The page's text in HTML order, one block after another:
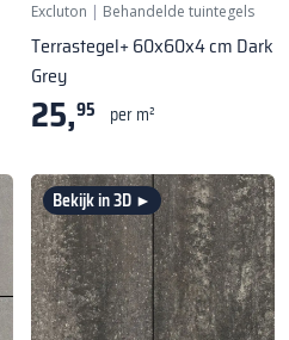
Excluton | Behandelde tuintegels
Terrastegel+ 60x60x4 cm Dark
Grey
25,95 per m²
Bekijk in 3D ►